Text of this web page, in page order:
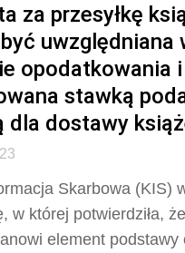
za przesyłkę
uwzględniana
opodatkowania i
stawką
dla dostawy
Skarbowa (KIS)
w której potwierdziła, że
element